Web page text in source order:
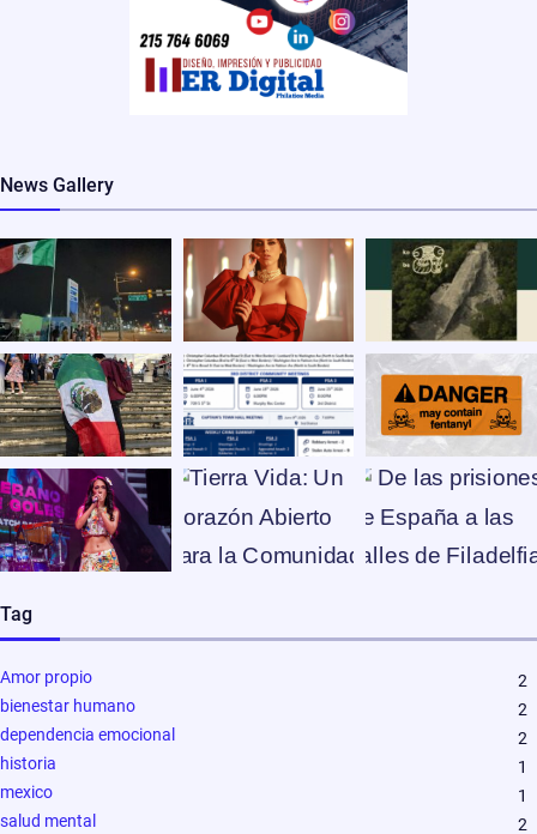
News Gallery
Tag
Amor propio
2
bienestar humano
2
dependencia emocional
2
historia
1
mexico
1
salud mental
2